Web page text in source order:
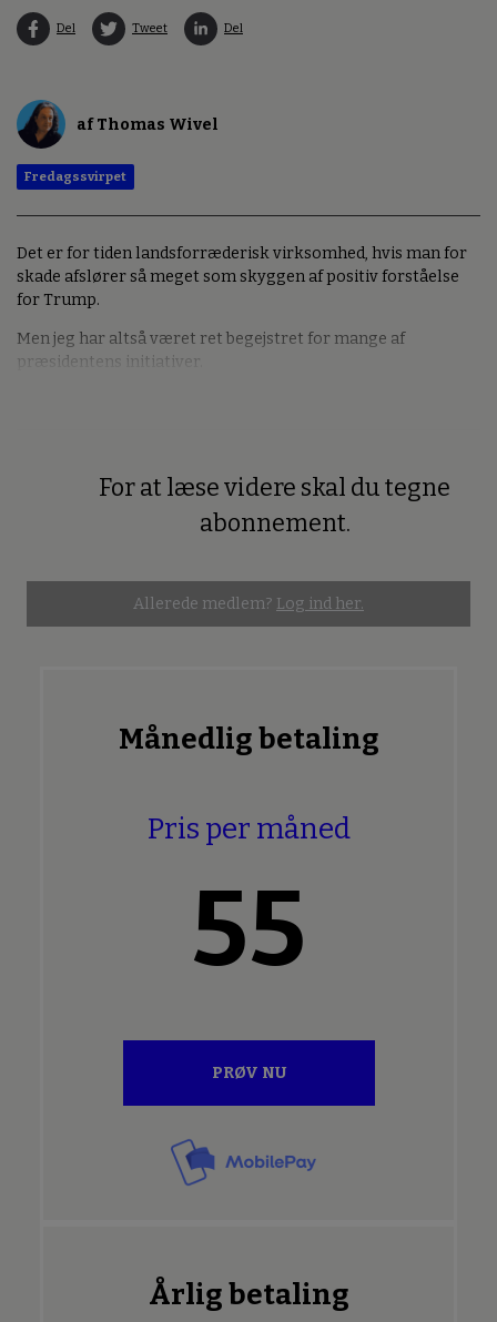
Del Tweet Del
af Thomas Wivel
Fredagssvirpet
Det er for tiden landsforræderisk virksomhed, hvis man for
skade afslører så meget som skyggen af positiv forståelse
for Trump.
Men jeg har altså været ret begejstret for mange af
præsidentens initiativer.
For at læse videre skal du tegne
abonnement.
Allerede medlem? Log ind her.
Månedlig betaling
Pris per måned
55
PRØV NU
Årlig betaling